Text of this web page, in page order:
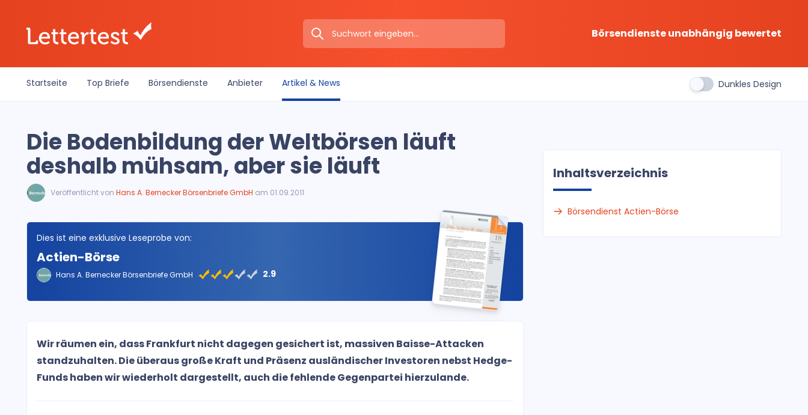
Börsendienste unabhängig bewertet
Startseite Top Briefe Börsendienste Anbieter Artikel & News Dunkles Design
Die Bodenbildung der Weltbörsen läuft
deshalb mühsam, aber sie läuft
Veröffentlicht von Hans A. Bernecker Börsenbriefe GmbH am 01.09.2011
Dies ist eine exklusive Leseprobe von:
Actien-Börse
Hans A. Bernecker Börsenbriefe GmbH 2.9
Wir räumen ein, dass Frankfurt nicht dagegen gesichert ist, massiven Baisse-Attacken
standzuhalten. Die überaus große Kraft und Präsenz ausländischer Investoren nebst Hedge-
Funds haben wir wiederholt dargestellt, auch die fehlende Gegenpartei hierzulande.
Inhaltsverzeichnis
Börsendienst Actien-Börse